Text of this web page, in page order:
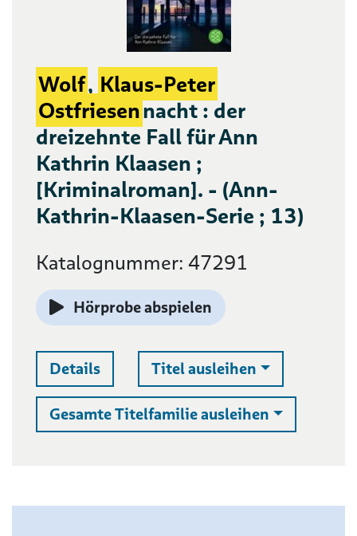
Wolf, Klaus-Peter
Ostfriesennacht : der
dreizehnte Fall für Ann
Kathrin Klaasen ;
[Kriminalroman]. - (Ann-
Kathrin-Klaasen-Serie ; 13)
Katalognummer: 47291
Hörprobe abspielen
Details Titel ausleihen Auswahlliste
Gesamte Titelfamilie ausleihen